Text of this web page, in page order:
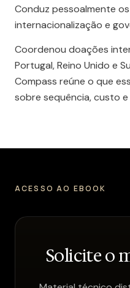
Conduz pessoalmente
internacionalização e
Coordenou doações
Portugal, Reino Unido e
Compass reúne o que
sobre sequência, custo
ACESSO AO EBOOK
Solicite o